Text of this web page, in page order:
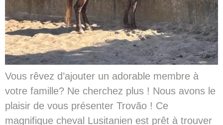
Vous rêvez d’ajouter un adorable membre à
votre famille? Ne cherchez plus ! Nous avons le
plaisir de vous présenter Trovão ! Ce
magnifique cheval Lusitanien est prêt à trouver